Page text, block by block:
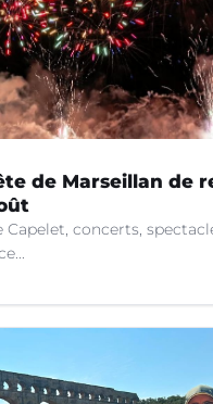
de Marseillan de
Capelet, concerts,